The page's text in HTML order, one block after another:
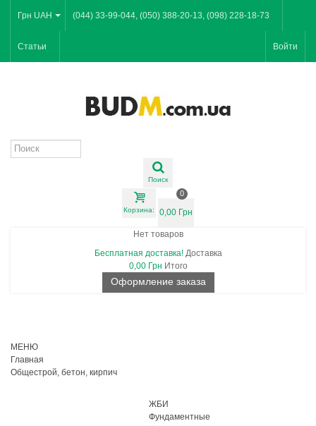
Грн UAH (044) 33-99-044, (050) 388-20-13, (098) 228-18-73
Статьи Войти
Поиск
Корзина:
0
0,00 Грн
Нет товаров
Бесплатная доставка! Доставка
0,00 Грн Итого
Оформление заказа
МЕНЮ
Главная
Общестрой, бетон, кирпич
ЖБИ
Фундаментные